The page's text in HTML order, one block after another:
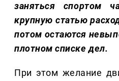
заняться спортом
крупную статью
потом остаются
плотном списке дел.
При этом желание